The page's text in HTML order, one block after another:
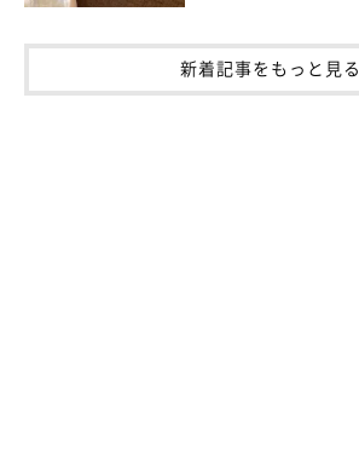
いつもと違う場所に行った日は特に
新着記事をもっと見る